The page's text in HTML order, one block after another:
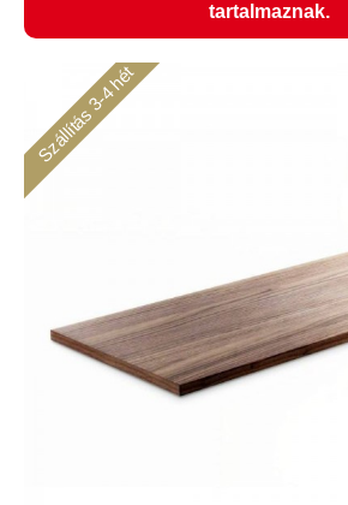
tartalmaznak.
Szállítás 3-4 hét